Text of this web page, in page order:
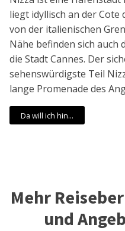
liegt idyllisch an der Cote
von der italienischen
Nähe befinden sich auch
die Stadt Cannes. Der
sehenswürdigste Teil
lange Promenade des
Da will ich hin...
Mehr
und